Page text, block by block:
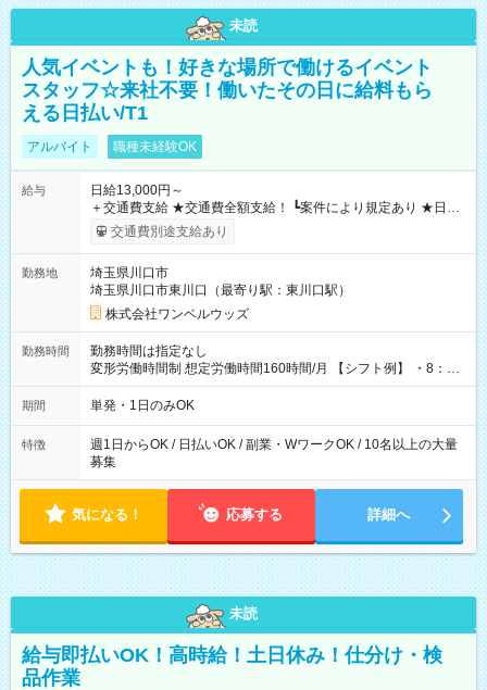
未読
人気イベントも！好きな場所で働けるイベント
スタッフ☆来社不要！働いたその日に給料もら
える日払い/T1
アルバイト 職種未経験OK
給与
日給13,000円～
＋交通費支給 ★交通費全額支給！ ┗案件により規定あり ★日払
いOK！（規定あり） ┗働いたその日に現金GET♪ お仕事後はコ
ンビニATMから 日払い分を引き落とせます！ 【試用期間】試
交通費別途支給あり
勤務地
埼玉県川口市
埼玉県川口市東川口（最寄り駅：東川口駅）
株式会社ワンベルウッズ
勤務時間
勤務時間は指定なし
変形労働時間制 想定労働時間160時間/月 【シフト例】 ・8：00
～21：00
期間 単発・1日のみOK
特徴
週1日からOK / 日払いOK / 副業・WワークOK / 10名以上の大量
募集
気になる！ 応募する 詳細へ
未読
給与即払いOK！高時給！土日休み！仕分け・検
品作業